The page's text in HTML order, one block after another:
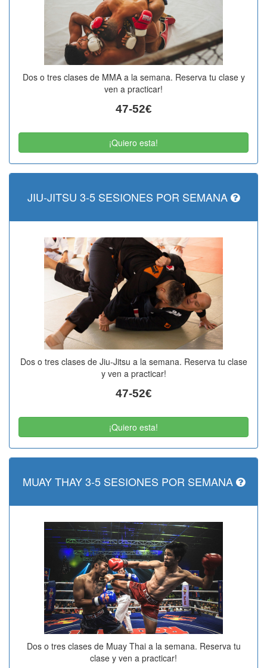
Dos o tres clases de MMA a la semana. Reserva tu clase y
ven a practicar!
47-52€
¡Quiero esta!
JIU-JITSU 3-5 SESIONES POR SEMANA
Dos o tres clases de Jiu-Jitsu a la semana. Reserva tu clase
y ven a practicar!
47-52€
¡Quiero esta!
MUAY THAY 3-5 SESIONES POR SEMANA
Dos o tres clases de Muay Thai a la semana. Reserva tu
clase y ven a practicar!